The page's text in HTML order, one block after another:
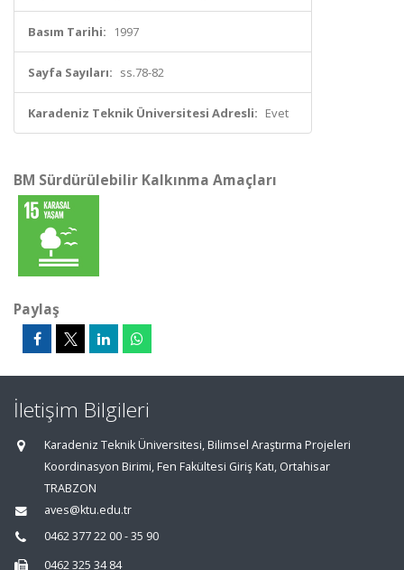
Basım Tarihi: 1997
Sayfa Sayıları: ss.78-82
Karadeniz Teknik Üniversitesi Adresli: Evet
BM Sürdürülebilir Kalkınma Amaçları
Paylaş
İletişim Bilgileri
Karadeniz Teknik Üniversitesi, Bilimsel Araştırma Projeleri
Koordinasyon Birimi, Fen Fakültesi Giriş Katı, Ortahisar
TRABZON
aves@ktu.edu.tr
0462 377 22 00 - 35 90
0462 325 34 84